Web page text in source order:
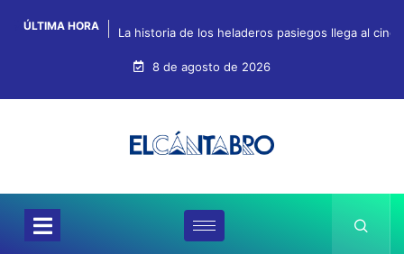
ÚLTIMA HORA La historia de los heladeros pasiegos llega al
8 de agosto de 2026